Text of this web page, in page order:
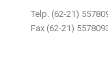
Telp. (62-21)
Fax (62-21)